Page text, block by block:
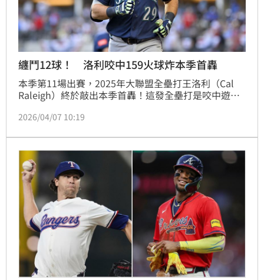
纏鬥12球！ 洛利咬中159火球炸本季首轟
本季第11場出賽，2025年大聯盟全壘打王洛利（Cal
Raleigh）終於敲出本季首轟！這發全壘打是咬中遊騎
縫線速球，兩人這個打席纏鬥了12球，追平水手隊史纏
2026/04/07 10:19